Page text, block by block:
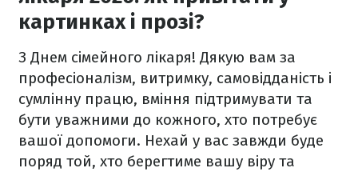
картинках і прозі?
З Днем сімейного лікаря! Дякую вам за
професіоналізм, витримку, самовідданість і
сумлінну працю, вміння підтримувати та
бути уважними до кожного, хто потребує
вашої допомоги. Нехай у вас завжди буде
поряд той, хто берегтиме вашу віру та